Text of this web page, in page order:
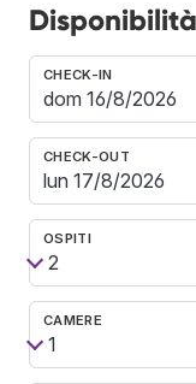
Disponibilità
CHECK-IN
CHECK-OUT
OSPITI
CAMERE